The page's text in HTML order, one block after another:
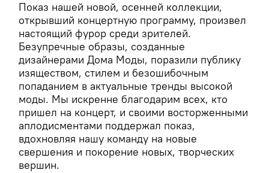
Показ нашей новой, осенней коллекции,
открывший концертную программу, произвел
настоящий фурор среди зрителей.
Безупречные образы, созданные
дизайнерами Дома Моды, поразили публику
изяществом, стилем и безошибочным
попаданием в актуальные тренды высокой
моды. Мы искренне благодарим всех, кто
пришел на концерт, и своими восторженными
аплодисментами поддержал показ,
вдохновляя нашу команду на новые
свершения и покорение новых, творческих
вершин.